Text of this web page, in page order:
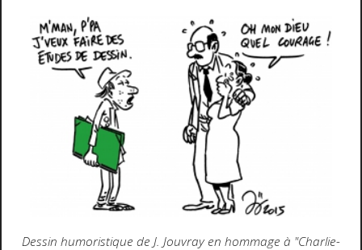
Dessin humoristique de J. Jouvray en hommage à "Charlie-